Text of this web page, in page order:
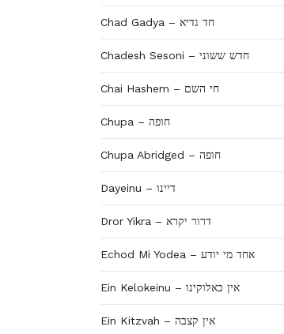
Chad Gadya – חד גדיא
Chadesh Sesoni – חדש ששוני
Chai Hashem – חי השם
Chupa – חופה
Chupa Abridged – חופה
Dayeinu – דיינו
Dror Yikra – דרור יקרא
Echod Mi Yodea – אחד מי יודע
Ein Kelokeinu – אין כאלוקינו
Ein Kitzvah – אין קצבה